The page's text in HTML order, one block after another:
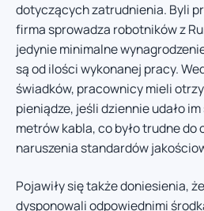
dotyczących zatrudnienia. Byli
firma sprowadza robotników z
jedynie minimalne
są od ilości wykonanej pracy.
świadków, pracownicy mieli
pieniądze, jeśli dziennie udało
metrów kabla, co było trudne do
naruszenia standardów
Pojawiły się także doniesienia,
dysponowali odpowiednimi